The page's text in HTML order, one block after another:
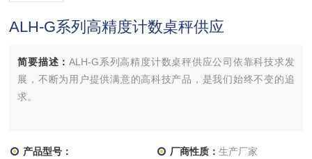
ALH-G系列高精度计数桌秤供应
简要描述：ALH-G系列高精度计数桌秤供应公司依靠科技求发
展，不断为用户提供满意的高科技产品，是我们始终不变的追
求。
产品型号： 厂商性质： 生产厂家